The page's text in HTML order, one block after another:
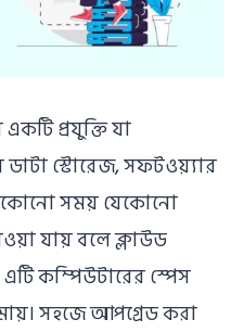
প্রযুক্তি যা
ডাটা স্টোরেজ, সফটওয়্যার
সময় যেকোনো
যায় বলে ক্লাউড
কম্পিউটারের স্পেস
সহজে আপগ্রেড করা